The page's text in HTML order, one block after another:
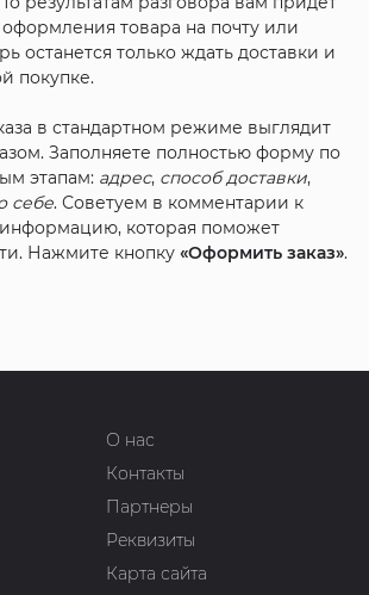
товара на почту или
останется только ждать доставки и
покупке.
в стандартном режиме выглядит
Заполняете полностью форму по
этапам: адрес, способ доставки,
себе. Советуем в комментарии к
информацию, которая поможет
Нажмите кнопку «Оформить заказ».
О нас
Контакты
Партнеры
Реквизиты
Карта сайта